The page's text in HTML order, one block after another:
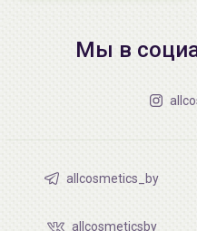
Мы в
allcosmetics_by
allcosmeticsby